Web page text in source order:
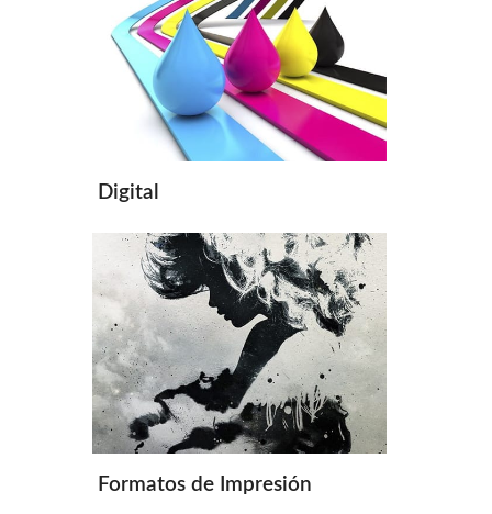
Digital
Formatos de Impresión